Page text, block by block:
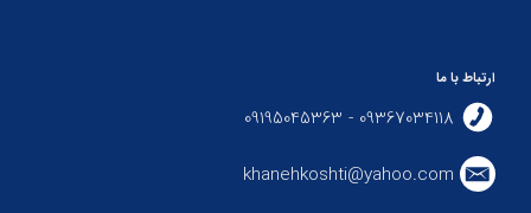
ارتباط با ما
09367034118 - 09195045363
khanehkoshti@yahoo.com